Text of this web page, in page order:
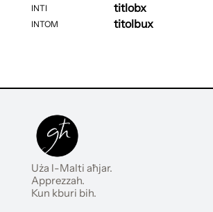
INTI
INTOM
titlobx
titolbux
Uża l-Malti aħjar.
Apprezzah.
Kun kburi bih.